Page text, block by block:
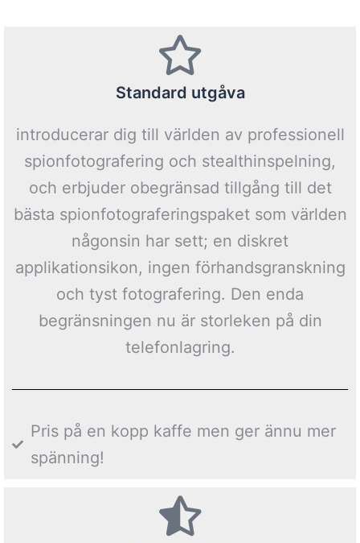
Standard utgåva
introducerar dig till världen av professionell
spionfotografering och stealthinspelning,
och erbjuder obegränsad tillgång till det
bästa spionfotograferingspaket som världen
någonsin har sett; en diskret
applikationsikon, ingen förhandsgranskning
och tyst fotografering. Den enda
begränsningen nu är storleken på din
telefonlagring.
Pris på en kopp kaffe men ger ännu mer
spänning!